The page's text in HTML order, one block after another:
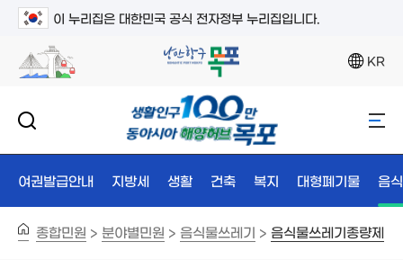
이 누리집은 대한민국 공식 전자정부 누리집입니다.
KR
여권발급안내 지방세 생활 건축 복지 대형폐기물 음
종합민원 > 분야별민원 > 음식물쓰레기 > 음식물쓰레기종량제